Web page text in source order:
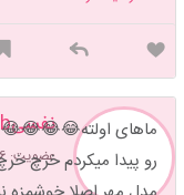
نفسیb
عضویت: 1396/10/06
ماهای
رو پیدا میکردم خرچ